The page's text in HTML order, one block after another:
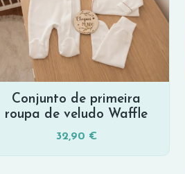
Conjunto de primeira
roupa de veludo Waffle
32,90 €